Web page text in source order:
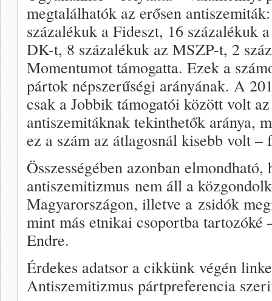
megtalálhatók az erősen
százalékuk a Fideszt, 16 százalékuk
DK-t, 8 százalékuk az MSZP-t, 2
Momentumot támogatta. Ezek a
pártok népszerűségi arányának. A
csak a Jobbik támogatói között volt
antiszemitáknak tekinthetők aránya,
ez a szám az átlagosnál kisebb volt –
Összességében azonban
antiszemitizmus nem áll a
Magyarországon, illetve a zsidók
mint más etnikai csoportba tartozóké
Endre.
Érdekes adatsor a cikkünk végén
Antiszemitizmus pártpreferencia